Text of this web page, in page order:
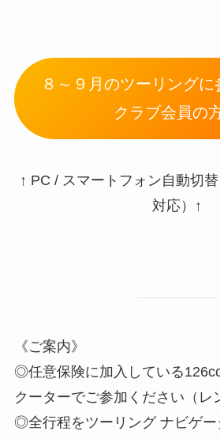
８～９月のツーリング
クラブ会員の方
↑ PC / スマートフォン自動切
対応）↑
《ご案内》
◎任意保険に加入している
クーターでご参加ください（レ
◎全行程をツーリング ナビゲ